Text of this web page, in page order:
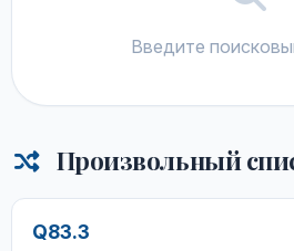
Введите
Произвольный
Q83.3